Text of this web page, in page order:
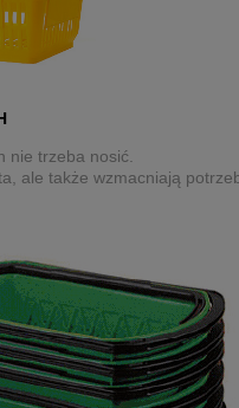
nie trzeba nosić.
ale także wzmacniają